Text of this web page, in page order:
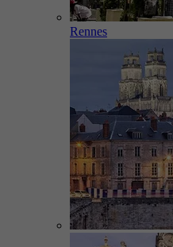
Rennes